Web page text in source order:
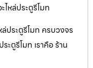
หล่ประตูรีโมท
ประตูรีโมท ครบวงจร
ะตูรีโมท เราคือ ร้าน